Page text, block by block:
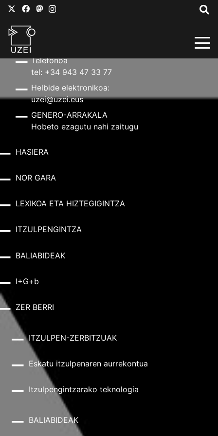
Helbidea
Telefonoa
tel: +34 943 47 33 77
Helbide elektronikoa:
uzei@uzei.eus
GENERO-ARRAKALA
Hobeto ezagutu nahi zaitugu
HASIERA
NOR GARA
LEXIKOA ETA HIZTEGIGINTZA
ITZULPENGINTZA
BALIABIDEAK
I+G+b
ZER BERRI
ITZULPEN-ZERBITZUAK
Eskatu itzulpenaren aurrekontua
Itzulpengintzarako teknologia
BALIABIDEAK